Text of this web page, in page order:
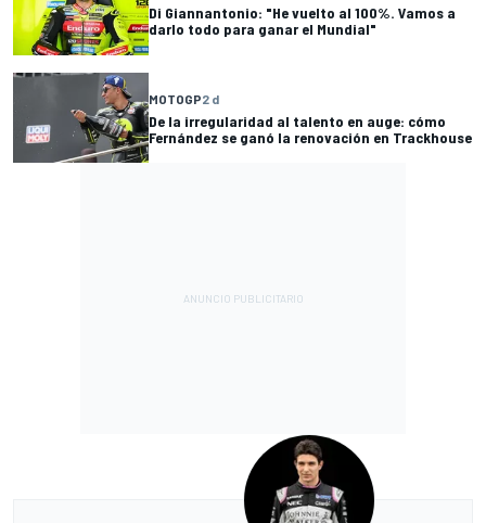
Di Giannantonio: "He vuelto al 100%. Vamos a
darlo todo para ganar el Mundial"
MOTOGP2 d
De la irregularidad al talento en auge: cómo
Fernández se ganó la renovación en Trackhouse